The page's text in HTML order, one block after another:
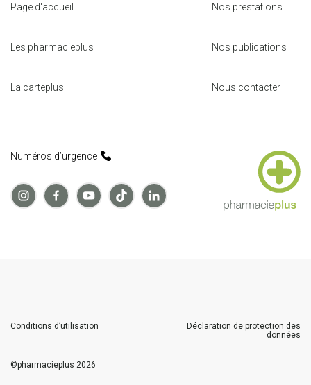
Av. Vibert 20-24
Itinéraire
Route de Signy 45
Page d'accueil
Les pharmacieplus
La carteplus
Nos prestations
Nos publications
Nous contacter
Numéros d’urgence
©pharmacieplus 2026
Conditions d’utilisation
Déclaration de protection des
données